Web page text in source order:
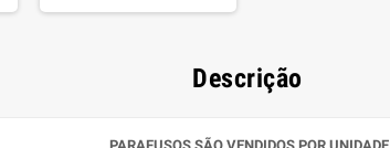
Descrição